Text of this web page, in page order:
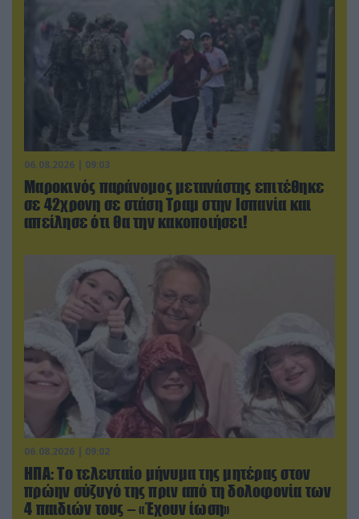
06.08.2026 | 09:03
Μαροκινός παράνομος μετανάστης επιτέθηκε
σε 42χρονη σε στάση Τραμ στην Ισπανία και
απείλησε ότι θα την κακοποιήσει!
06.08.2026 | 09:02
ΗΠΑ: Το τελευταίο μήνυμα της μητέρας στον
πρώην σύζυγό της πριν από τη δολοφονία των
4 παιδιών τους – «Έχουν ίωση»